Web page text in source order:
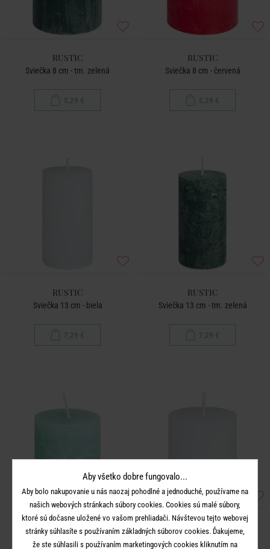
RUSTIC
Sviečka 8 cm - tm. zelená
5,29 €
RUSTIC
Sviečka 8 cm - červená
5,29 €
RUSTIC
Sviečka 13 cm - biela
7,29 €
RUSTIC
Sviečka 13 cm - tm. zelená
7,29 €
RUSTIC
Sviečka 8 cm - mätová
RUSTIC
Sviečka 8 cm - biela
Aby všetko dobre fungovalo...
Aby bolo nakupovanie u nás naozaj pohodlné a jednoduché, používame na
našich webových stránkach súbory cookies. Cookies sú malé súbory,
ktoré sú dočasne uložené vo vašom prehliadači. Návštevou tejto webovej
stránky súhlasíte s používaním základných súborov cookies. Ďakujeme,
že ste súhlasili s používaním marketingových cookies kliknutím na